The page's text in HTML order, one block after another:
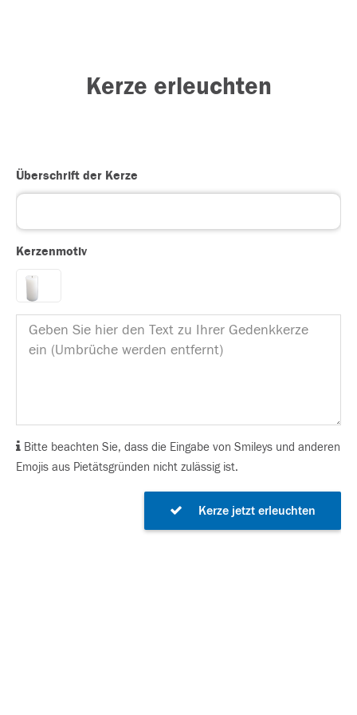
Kerze erleuchten
Überschrift der Kerze
Kerzenmotiv
Bitte beachten Sie, dass die Eingabe von Smileys und anderen
Emojis aus Pietätsgründen nicht zulässig ist.
Kerze jetzt erleuchten